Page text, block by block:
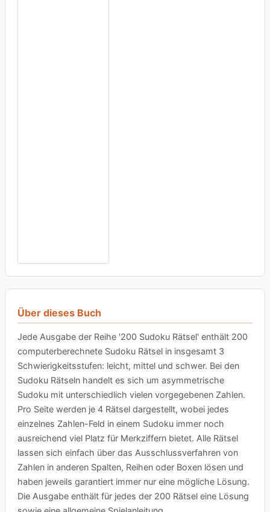
Über dieses Buch
Jede Ausgabe der Reihe '200 Sudoku Rätsel' enthält 200
computerberechnete Sudoku Rätsel in insgesamt 3
Schwierigkeitsstufen: leicht, mittel und schwer. Bei den
Sudoku Rätseln handelt es sich um asymmetrische
Sudoku mit unterschiedlich vielen vorgegebenen Zahlen.
Pro Seite werden je 4 Rätsel dargestellt, wobei jedes
einzelnes Zahlen-Feld in einem Sudoku immer noch
ausreichend viel Platz für Merkziffern bietet. Alle Rätsel
lassen sich einfach über das Ausschlussverfahren von
Zahlen in anderen Spalten, Reihen oder Boxen lösen und
haben jeweils garantiert immer nur eine mögliche Lösung.
Die Ausgabe enthält für jedes der 200 Rätsel eine Lösung